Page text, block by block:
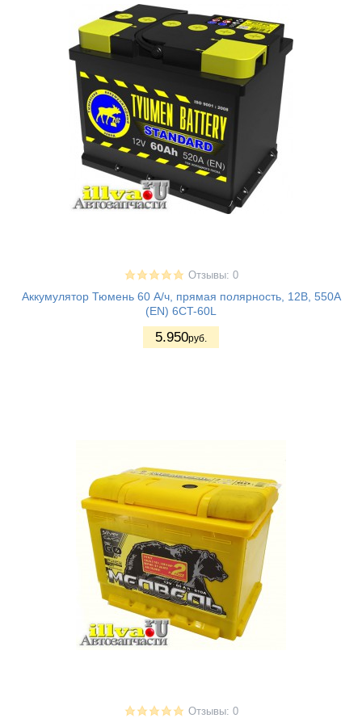
Отзывы: 0
Аккумулятор Тюмень 60 А/ч, прямая полярность, 12В, 550A
(EN) 6CT-60L
5.950руб.
Отзывы: 0